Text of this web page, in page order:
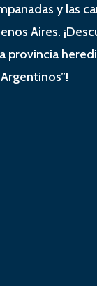
y las
Aires.
provincia